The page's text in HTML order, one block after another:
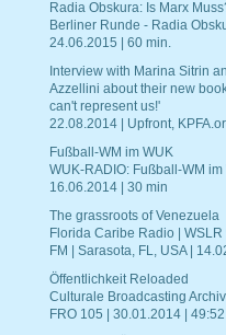
Radia Obskura: Is Marx
Berliner Runde - Radia
24.06.2015 | 60 min.
Interview with Marina Sitrin
Azzellini about their new
can't represent us!'
22.08.2014 | Upfront,
Fußball-WM im WUK
WUK-RADIO: Fußball-WM im
16.06.2014 | 30 min
The grassroots of Venezuela
Florida Caribe Radio | WSLR
FM | Sarasota, FL, USA |
Öffentlichkeit Reloaded
Culturale Broadcasting
FRO 105 | 30.01.2014 |